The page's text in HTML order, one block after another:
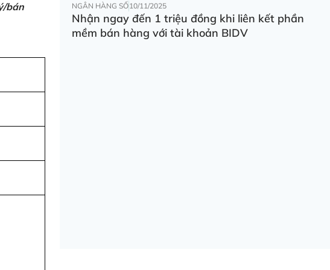
bán
NGÂN HÀNG SỐ10/11/2025
Nhận ngay đến 1 triệu đồng khi liên kết phần
mềm bán hàng với tài khoản BIDV